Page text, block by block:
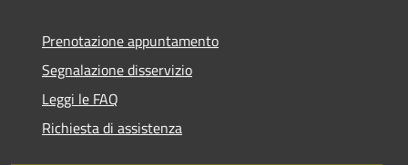
Prenotazione appuntamento
Segnalazione disservizio
Leggi le FAQ
Richiesta di assistenza